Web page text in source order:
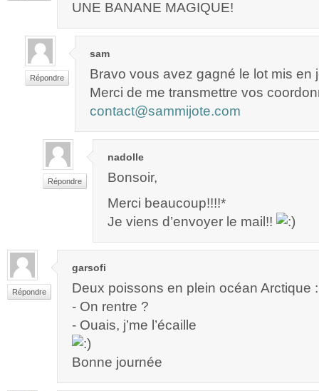
UNE BANANE MAGIQUE!
Répondre
sam
Bravo vous avez gagné le lot mis en
Merci de me transmettre vos
contact@sammijote.com
Répondre
nadolle
Bonsoir,
Merci beaucoup!!!!*
Je viens d’envoyer le mail!!
Répondre
garsofi
Deux poissons en plein océan Arctique :
- On rentre ?
- Ouais, j’me l’écaille
Bonne journée